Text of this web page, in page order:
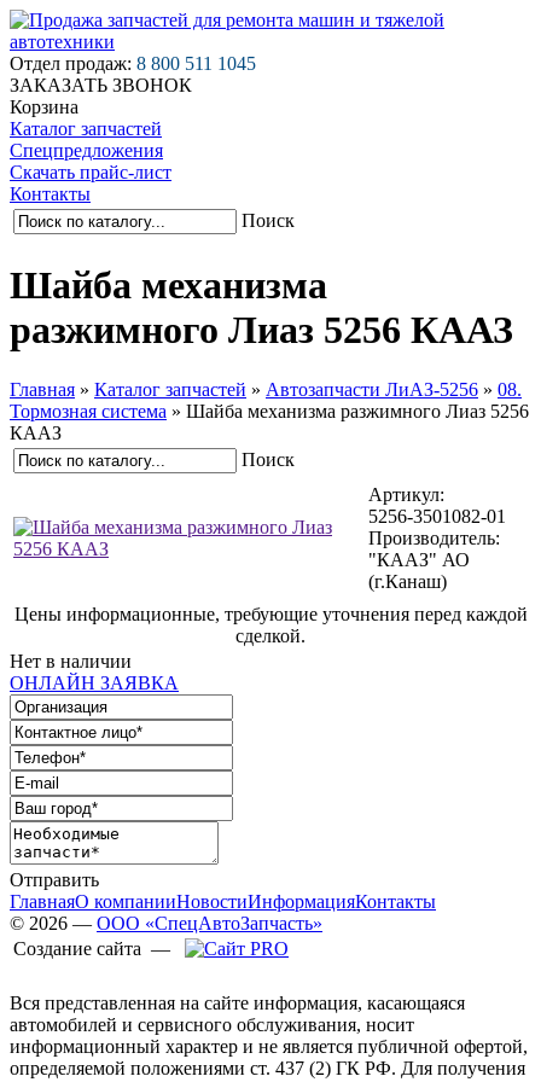
Отдел продаж: 8 800 511 1045
ЗАКАЗАТЬ ЗВОНОК
Корзина
Каталог запчастей
Спецпредложения
Скачать прайс-лист
Контакты
Поиск
Шайба механизма
разжимного Лиаз 5256 КААЗ
Главная » Каталог запчастей » Автозапчасти ЛиАЗ-5256 » 08.
Тормозная система » Шайба механизма разжимного Лиаз 5256
КААЗ
Поиск
Артикул:
5256-3501082-01
Производитель:
"КААЗ" АО
(г.Канаш)
Цены информационные, требующие уточнения перед каждой
сделкой.
Нет в наличии
ОНЛАЙН ЗАЯВКА
Отправить
ГлавнаяО компанииНовостиИнформацияКонтакты
© 2026 — ООО «СпецАвтоЗапчасть»
Создание сайта —
Вся представленная на сайте информация, касающаяся
автомобилей и сервисного обслуживания, носит
информационный характер и не является публичной офертой,
определяемой положениями ст. 437 (2) ГК РФ. Для получения